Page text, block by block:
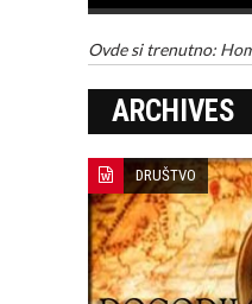
Ovde si trenutno:
ARCHIVES
DRUŠTVO